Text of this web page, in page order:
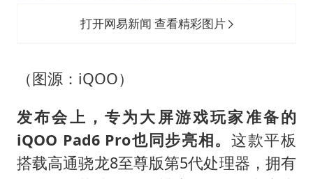
打开网易新闻 查看精彩图片
（图源：iQOO）
发布会上，专为大屏游戏玩家准备的
iQOO Pad6 Pro也同步亮相。这款平板
搭载高通骁龙8至尊版第5代处理器，拥有